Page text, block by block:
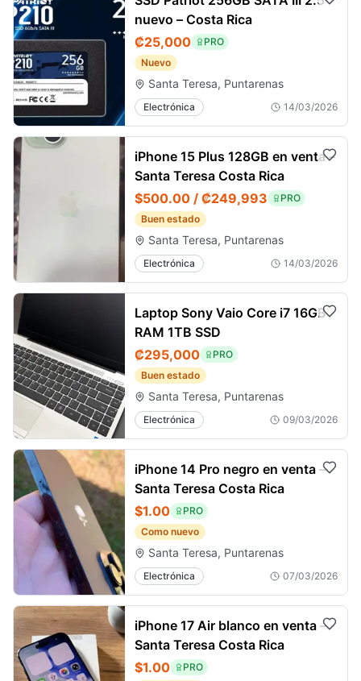
nuevo – Costa Rica
₡25,000
PRO
Nuevo
Santa Teresa, Puntarenas
Electrónica 14/03/2026
iPhone 15 Plus 128GB en venta –
Santa Teresa Costa Rica
$500.00 / ₡249,993
PRO
Buen estado
Santa Teresa, Puntarenas
Electrónica 14/03/2026
Laptop Sony Vaio Core i7 16GB
RAM 1TB SSD
₡295,000
PRO
Buen estado
Santa Teresa, Puntarenas
Electrónica 09/03/2026
iPhone 14 Pro negro en venta –
Santa Teresa Costa Rica
$1.00
PRO
Como nuevo
Santa Teresa, Puntarenas
Electrónica 07/03/2026
iPhone 17 Air blanco en venta –
Santa Teresa Costa Rica
$1.00
PRO